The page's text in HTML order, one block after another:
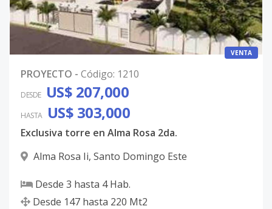
VENTA
PROYECTO - Código: 1210
DESDE US$ 207,000
HASTA US$ 303,000
Exclusiva torre en Alma Rosa 2da.
Alma Rosa Ii, Santo Domingo Este
Desde 3 hasta 4Hab.
Desde 147 hasta 220 Mt2